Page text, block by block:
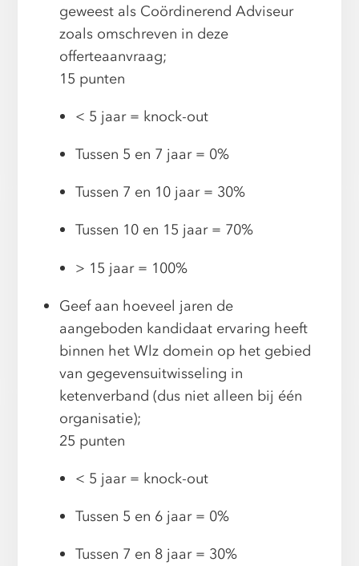
geweest als Coördinerend Adviseur
zoals omschreven in deze
offerteaanvraag;
15 punten
< 5 jaar = knock-out
Tussen 5 en 7 jaar = 0%
Tussen 7 en 10 jaar = 30%
Tussen 10 en 15 jaar = 70%
> 15 jaar = 100%
Geef aan hoeveel jaren de
aangeboden kandidaat ervaring heeft
binnen het Wlz domein op het gebied
van gegevensuitwisseling in
ketenverband (dus niet alleen bij één
organisatie);
25 punten
< 5 jaar = knock-out
Tussen 5 en 6 jaar = 0%
Tussen 7 en 8 jaar = 30%